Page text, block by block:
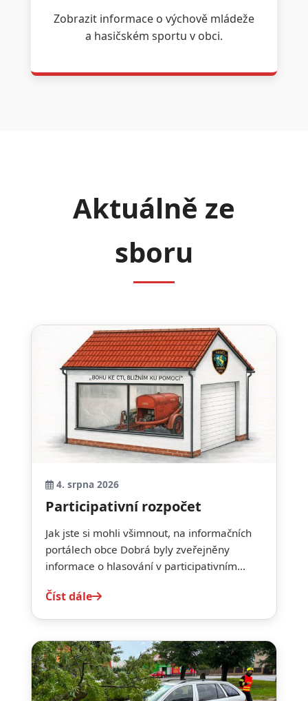
Zobrazit informace o výchově mládeže
a hasičském sportu v obci.
Aktuálně ze
sboru
4. srpna 2026
Participativní rozpočet
Jak jste si mohli všimnout, na informačních
portálech obce Dobrá byly zveřejněny
informace o hlasování v participativním...
Číst dále